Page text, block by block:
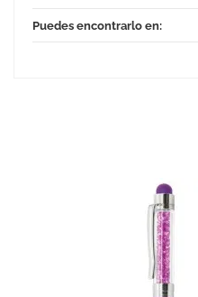
Puedes encontrarlo en: